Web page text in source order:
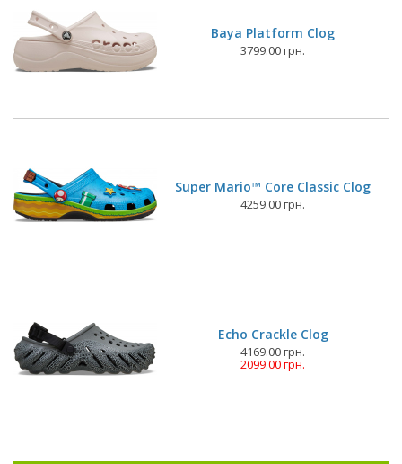
Baya Platform Clog
3799.00 грн.
Super Mario™ Core Classic Clog
4259.00 грн.
Echo Crackle Clog
4169.00 грн.
2099.00 грн.